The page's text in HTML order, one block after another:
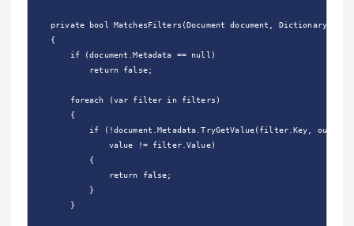
private bool MatchesFilters(Document document,
    {
        if (document.Metadata == null)
            return false;
        foreach (var filter in filters)
        {
if (!document.Metadata.TryGetValue(filter.Key, out var
                value != filter.Value)
            {
                return false;
            }
        }